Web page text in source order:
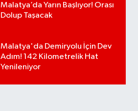
Malatya’da Yarın Başlıyor! Orası
Dolup Taşacak
Malatya'da Demiryolu İçin Dev
Adım! 142 Kilometrelik Hat
Yenileniyor